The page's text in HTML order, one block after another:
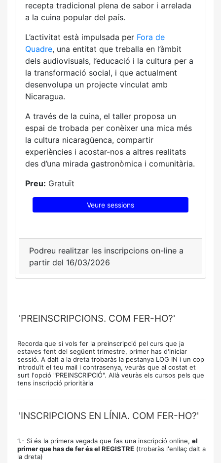
recepta tradicional plena de sabor i arrelada
a la cuina popular del país.
L’activitat està impulsada per Fora de
Quadre, una entitat que treballa en l’àmbit
dels audiovisuals, l’educació i la cultura per a
la transformació social, i que actualment
desenvolupa un projecte vinculat amb
Nicaragua.
A través de la cuina, el taller proposa un
espai de trobada per conèixer una mica més
la cultura nicaragüenca, compartir
experiències i acostar-nos a altres realitats
des d’una mirada gastronòmica i comunitària.
Preu: Gratuït
Veure sessions
Podreu realitzar les inscripcions on-line a
partir del 16/03/2026
'PREINSCRIPCIONS. COM FER-HO?'
Recorda que si vols fer la preinscripció pel curs que ja
estaves fent del següent trimestre, primer has d'iniciar
sessió. A dalt a la dreta trobaràs la pestanya LOG IN i un cop
introduït el teu mail i contrasenya, veuràs que al costat et
surt l'opció "PREINSCRIPCIÓ". Allà veuràs els cursos pels que
tens inscripció prioritària
'INSCRIPCIONS EN LÍNIA. COM FER-HO?'
1.- Si és la primera vegada que fas una inscripció online, el
primer que has de fer és el REGISTRE (trobaràs l'enllaç dalt a
la dreta)